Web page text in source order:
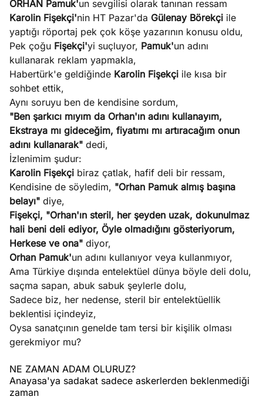
ORHAN Pamuk'un sevgilisi olarak tanınan ressam
Karolin Fişekçi'nin HT Pazar'da Gülenay Börekçi ile
yaptığı röportaj pek çok köşe yazarının konusu oldu,
Pek çoğu Fişekçi'yi suçluyor, Pamuk'un adını
kullanarak reklam yapmakla,
Habertürk'e geldiğinde Karolin Fişekçi ile kısa bir
sohbet ettik,
Aynı soruyu ben de kendisine sordum,
"Ben şarkıcı mıyım da Orhan'ın adını kullanayım,
Ekstraya mı gideceğim, fiyatımı mı artıracağım onun
adını kullanarak" dedi,
İzlenimim şudur:
Karolin Fişekçi biraz çatlak, hafif deli bir ressam,
Kendisine de söyledim, "Orhan Pamuk almış başına
belayı" diye,
Fişekçi, "Orhan'ın steril, her şeyden uzak, dokunulmaz
hali beni deli ediyor, Öyle olmadığını gösteriyorum,
Herkese ve ona" diyor,
Orhan Pamuk'un adını kullanıyor veya kullanmıyor,
Ama Türkiye dışında entelektüel dünya böyle deli dolu,
saçma sapan, abuk sabuk şeylerle dolu,
Sadece biz, her nedense, steril bir entelektüellik
beklentisi içindeyiz,
Oysa sanatçının genelde tam tersi bir kişilik olması
gerekmiyor mu?
NE ZAMAN ADAM OLURUZ?
Anayasa'ya sadakat sadece askerlerden beklenmediği
zaman